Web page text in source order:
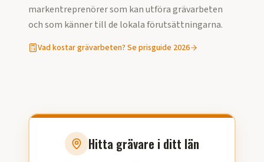
markentreprenörer som kan utföragrävarbeten
och som känner till de lokala förutsättningarna.
Vad kostargrävarbeten? Se prisguide 2026
Hitta grävare i ditt län